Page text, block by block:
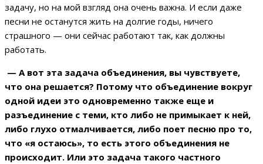
задачу, но на мой взгляд она очень важна. И если даже
песни не останутся жить на долгие годы, ничего
страшного — они сейчас работают так, как должны
работать.
— А вот эта задача объединения, вы чувствуете,
что она решается? Потому что объединение вокруг
одной идеи это одновременно также еще и
разъединение с теми, кто либо не примыкает к ней,
либо глухо отмалчивается, либо поет песню про то,
что «я остаюсь», то есть этого объединения не
происходит. Или это задача такого частного